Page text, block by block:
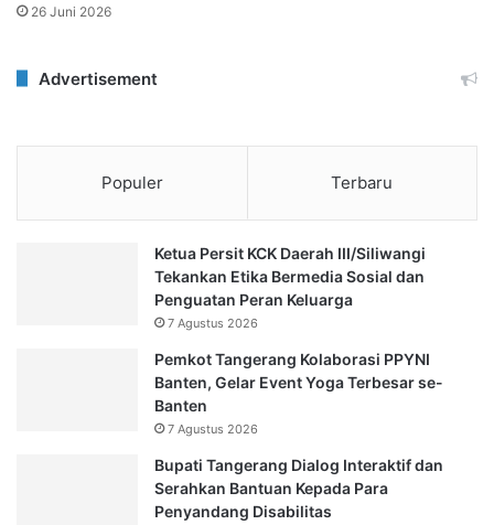
26 Juni 2026
Advertisement
Populer Terbaru
Ketua Persit KCK Daerah III/Siliwangi
Tekankan Etika Bermedia Sosial dan
Penguatan Peran Keluarga
7 Agustus 2026
Pemkot Tangerang Kolaborasi PPYNI
Banten, Gelar Event Yoga Terbesar se-
Banten
7 Agustus 2026
Bupati Tangerang Dialog Interaktif dan
Serahkan Bantuan Kepada Para
Penyandang Disabilitas